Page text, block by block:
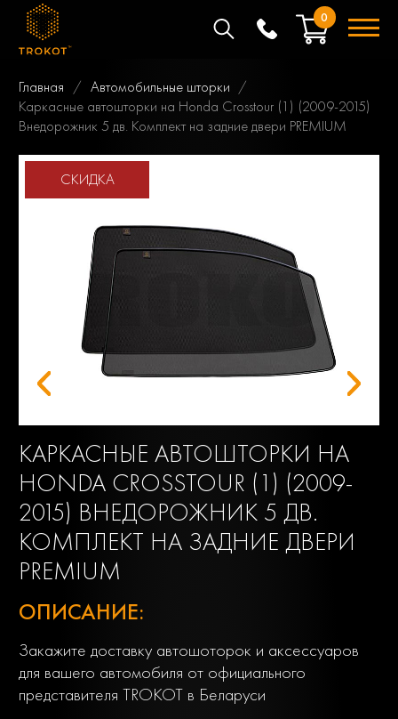
0
Главная
Автомобильные шторки
Каркасные автошторки на Honda Crosstour (1) (2009-2015)
Внедорожник 5 дв. Комплект на задние двери PREMIUM
КАРКАСНЫЕ АВТОШТОРКИ НА
HONDA CROSSTOUR (1) (2009-
2015) ВНЕДОРОЖНИК 5 ДВ.
КОМПЛЕКТ НА ЗАДНИЕ ДВЕРИ
PREMIUM
СКИДКА
ОПИСАНИЕ:
Закажите доставку автошоторок и аксессуаров
для вашего автомобиля от официального
представителя TROKOT в Беларуси